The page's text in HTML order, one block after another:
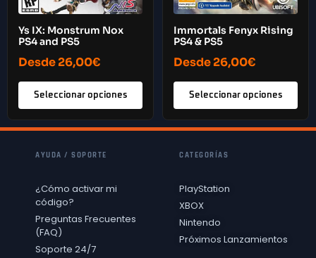
Ys IX: Monstrum Nox
PS4 and PS5
Desde26,00€
Seleccionar opciones
Immortals Fenyx Rising
PS4 & PS5
Desde26,00€
Seleccionar opciones
AYUDA / SOPORTE
¿Cómo activar mi
código?
Preguntas Frecuentes
(FAQ)
Soporte 24/7
CATEGORÍAS
PlayStation
XBOX
Nintendo
Próximos Lanzamientos